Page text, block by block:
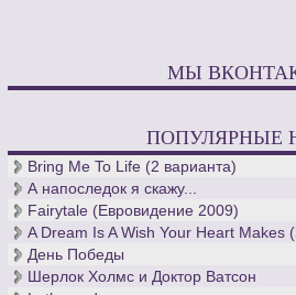
МЫ
ПОПУЛЯРНЫЕ
Bring Me To Life (2 варианта)
А напоследок я скажу...
Fairytale (Евровидение 2009)
A Dream Is A Wish Your Heart Makes
День Победы
Шерлок Холмс и Доктор Ватсон